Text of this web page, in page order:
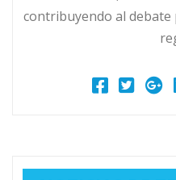
contribuyendo al debate